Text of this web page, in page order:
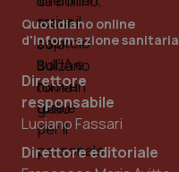
Quotidiano online
d'informazione sanitaria
Direttore
responsabile
Luciano Fassari
Direttore editoriale